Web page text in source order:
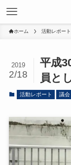
ホーム 活動レポート
平成
員と
2019
2/18
活動レポート 議会